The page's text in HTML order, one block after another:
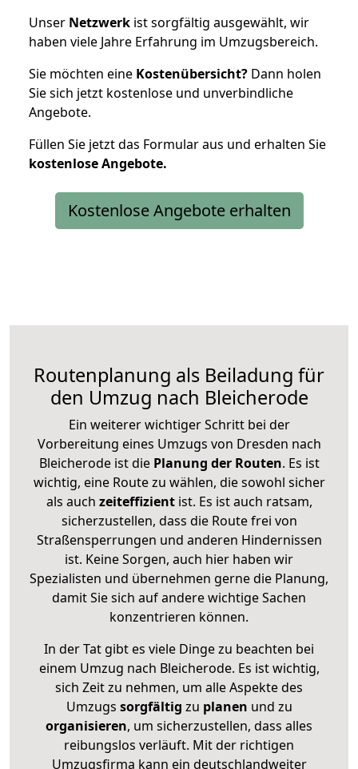
Unser Netzwerk ist sorgfältig ausgewählt, wir
haben viele Jahre Erfahrung im Umzugsbereich.
Sie möchten eine Kostenübersicht? Dann holen
Sie sich jetzt kostenlose und unverbindliche
Angebote.
Füllen Sie jetzt das Formular aus und erhalten Sie
kostenloseAngebote.
Kostenlose Angebote erhalten
Routenplanung als Beiladung für
den Umzug nach Bleicherode
Ein weiterer wichtiger Schritt bei der
Vorbereitung eines Umzugs von Dresden nach
Bleicherode ist diePlanung der Routen. Es ist
wichtig, eine Route zu wählen, die sowohl sicher
als auch zeiteffizientist. Es ist auch ratsam,
sicherzustellen, dass die Route frei von
Straßensperrungen und anderen Hindernissen
ist. Keine Sorgen, auch hier haben wir
Spezialisten und übernehmen gerne die Planung,
damit Sie sich auf andere wichtige Sachen
konzentrieren können.
In der Tat gibt es viele Dinge zu beachten bei
einem Umzug nach Bleicherode. Es ist wichtig,
sich Zeit zu nehmen, um alle Aspekte des
Umzugs sorgfältig zu planen und zu
organisieren, um sicherzustellen, dass alles
reibungslos verläuft. Mit der richtigen
Umzugsfirma kann ein deutschlandweiter